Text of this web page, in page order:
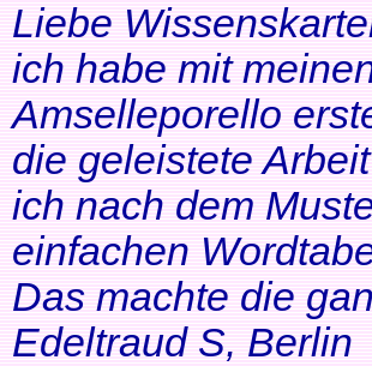
Liebe
ich habe mit
Amselleporello
die geleistete
ich nach dem
einfachen
Das machte die
Edeltraud S, Berlin